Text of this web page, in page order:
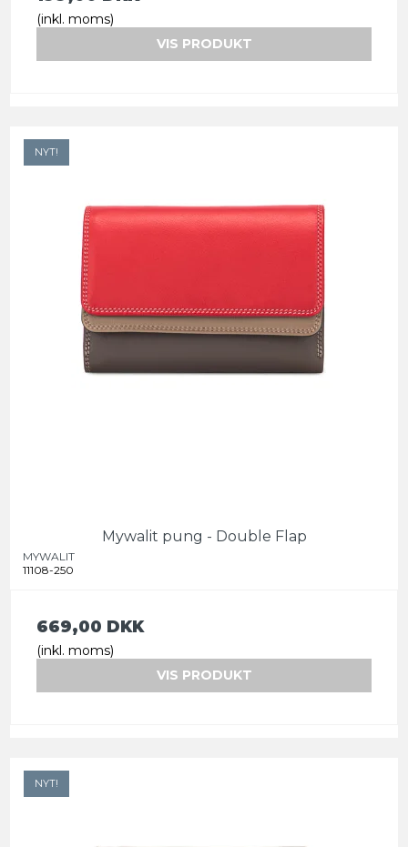
(inkl. moms)
VIS PRODUKT
NYT!
Mywalit pung - Double Flap
MYWALIT
11108-250
669,00 DKK
(inkl. moms)
VIS PRODUKT
NYT!